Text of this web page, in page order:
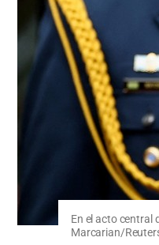
En el acto central
Marcarian/